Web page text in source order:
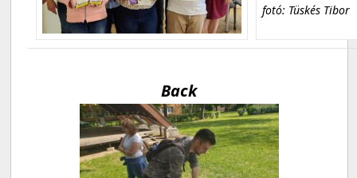
fotó: Tüskés Tibor
Back